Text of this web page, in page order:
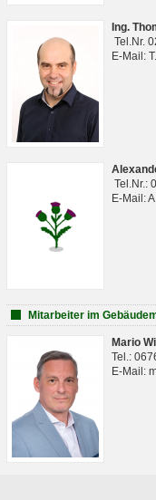
Ing.
Tel.Nr.
E-Mail:
Tel.Nr.:
E-Mail:
Mitarbeiter im
Mario
Tel.:
E-Mail: